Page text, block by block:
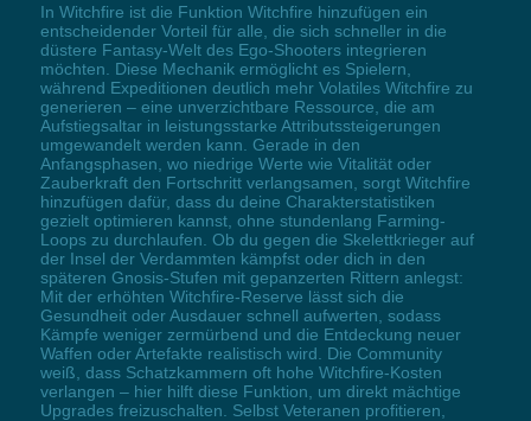
In Witchfire ist die Funktion Witchfire hinzufügen ein
entscheidender Vorteil für alle, die sich schneller in die
düstere Fantasy-Welt des Ego-Shooters integrieren
möchten. Diese Mechanik ermöglicht es Spielern,
während Expeditionen deutlich mehr Volatiles Witchfire zu
generieren – eine unverzichtbare Ressource, die am
Aufstiegsaltar in leistungsstarke Attributssteigerungen
umgewandelt werden kann. Gerade in den
Anfangsphasen, wo niedrige Werte wie Vitalität oder
Zauberkraft den Fortschritt verlangsamen, sorgt Witchfire
hinzufügen dafür, dass du deine Charakterstatistiken
gezielt optimieren kannst, ohne stundenlang Farming-
Loops zu durchlaufen. Ob du gegen die Skelettkrieger auf
der Insel der Verdammten kämpfst oder dich in den
späteren Gnosis-Stufen mit gepanzerten Rittern anlegst:
Mit der erhöhten Witchfire-Reserve lässt sich die
Gesundheit oder Ausdauer schnell aufwerten, sodass
Kämpfe weniger zermürbend und die Entdeckung neuer
Waffen oder Artefakte realistisch wird. Die Community
weiß, dass Schatzkammern oft hohe Witchfire-Kosten
verlangen – hier hilft diese Funktion, um direkt mächtige
Upgrades freizuschalten. Selbst Veteranen profitieren,